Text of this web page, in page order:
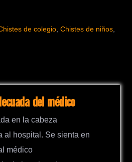
de colegio Chistes de niños
del médico
en la cabeza
al hospital. Se sienta en
médico